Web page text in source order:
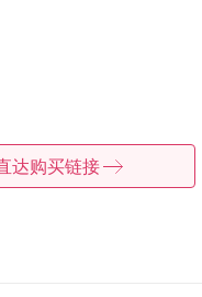
达购买链接